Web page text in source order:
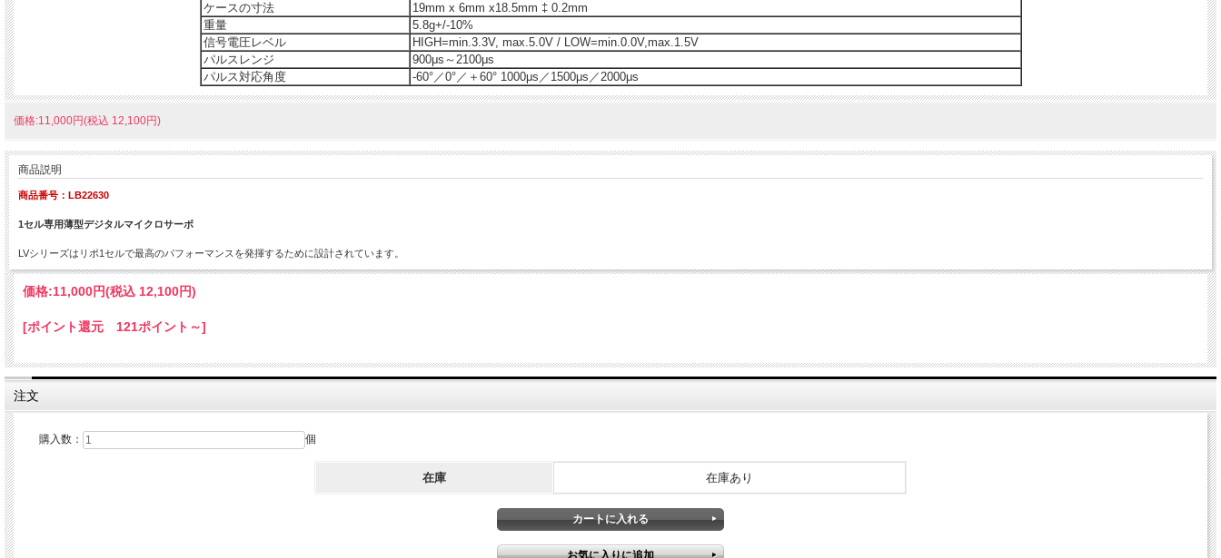
ケースの寸法
19mm x 6mm x18.5mm ‡ 0.2mm
重量
5.8g+/-10%
信号電圧レベル
HIGH=min.3.3V, max.5.0V / LOW=min.0.0V,max.1.5V
パルスレンジ
900μs～2100μs
パルス対応角度
-60°／0°／＋60° 1000μs／1500μs／2000μs
価格:11,000円(税込 12,100円)
商品説明
商品番号：LB22630
1セル専用薄型デジタルマイクロサーボ
LVシリーズはリポ1セルで最高のパフォーマンスを発揮するために設計されています。
価格:11,000円(税込 12,100円)
[ポイント還元 121ポイント～]
注文
購入数： 個
在庫 在庫あり